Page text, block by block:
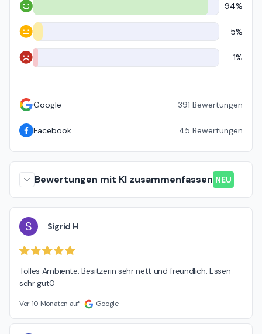
Positiv 94%
Neutral 5%
Negativ 1%
Google 391 Bewertungen
Facebook 45 Bewertungen
Bewertungen mit KI zusammenfassen NEU
S Sigrid H
Tolles Ambiente. Besitzerin sehr nett und freundlich. Essen
sehr gut0
Vor 10 Monaten auf Google